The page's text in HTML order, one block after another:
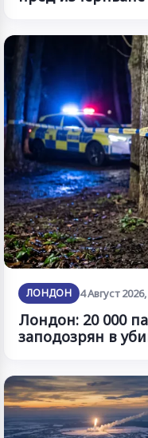
ЛОНДОН 4 Август
Лондон: 20 000
заподозрян в